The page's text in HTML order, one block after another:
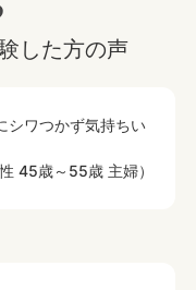
した方の声
シワつかず気持ちい
性 45歳～55歳 主婦）